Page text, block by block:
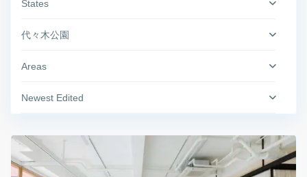
States
代々木公園
Areas
Newest Edited